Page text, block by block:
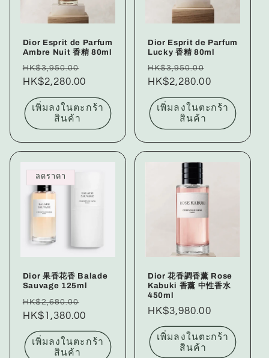
Dior Esprit de Parfum
Ambre Nuit 香精 80ml
ราคา
ปกติ
HK$3,950.00
โปรโมชัน
HK$2,280.00
เพิ่มลงในตะกร้า
สินค้า
Dior Esprit de Parfum
Lucky 香精 80ml
ราคา
ปกติ
HK$3,950.00
โปรโมชัน
HK$2,280.00
เพิ่มลงในตะกร้า
สินค้า
ลดราคา
Dior 果香花香 Balade
Sauvage 125ml
ราคา
ปกติ
HK$2,680.00
โปรโมชัน
HK$1,380.00
เพิ่มลงในตะกร้า
สินค้า
Dior 花香調香薰 Rose
Kabuki 香薰 中性香水
450ml
ราคา
ปกติ
HK$3,980.00
เพิ่มลงในตะกร้า
สินค้า